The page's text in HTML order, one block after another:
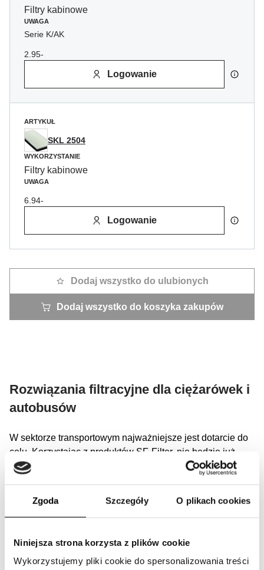
Zgoda Szczegóły O plikach cookies
Niniejsza strona korzysta z plików cookie
Wykorzystujemy pliki cookie do spersonalizowania treści
Filtry kabinowe
UWAGA
Serie K/AK
2.95-
Logowanie
ARTYKUŁ
SKL 2504
WYKORZYSTANIE
Filtry kabinowe
UWAGA
6.94-
Logowanie
Dodaj wszystko do ulubionych
Dodaj wszystko do koszyka zakupów
Rozwiązania filtracyjne dla ciężarówek i
autobusów
W sektorze transportowym najważniejsze jest dotarcie do
celu. Korzystając z produktów SF-Filter, nie będzie już
żadnych wątpliwości. Skorzystaj z systemu wyszukiwania